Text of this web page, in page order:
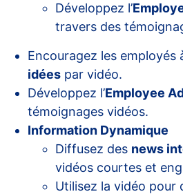
Développez l’
travers des
Encouragez les employés
idées par vidéo.
Développez l’Employee
témoignages vidéos.
Information Dynamique
Diffusez des news
vidéos courtes et
Utilisez la vidéo pour